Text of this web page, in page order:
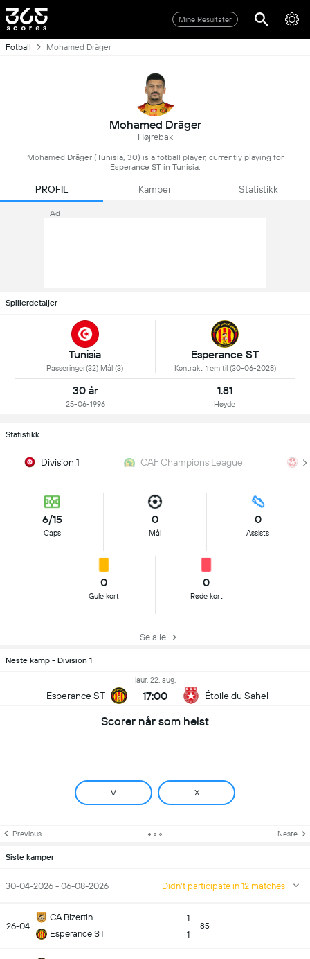
Mine Resultater
Fotball Mohamed Dräger
Mohamed Dräger
Højrebak
Mohamed Dräger (Tunisia, 30) is a fotball player, currently playing for
Esperance ST in Tunisia.
PROFIL Kamper Statistikk
Ad
Spillerdetaljer
Tunisia
Passeringer(32) Mål (3)
Esperance ST
Kontrakt frem til (30-06-2028)
30 år
25-06-1996
1.81
Høyde
Statistikk
Division 1 CAF Champions League
6/15
Caps
0
Mål
0
Assists
0
Gule kort
0
Røde kort
Se alle
Neste kamp - Division 1
Esperance ST
laur, 22. aug.
17:00 Étoile du Sahel
Scorer når som helst
V X
Previous Neste
Siste kamper
30-04-2026 - 06-08-2026 Didn't participate in 12 matches
26-04
CA Bizertin
Esperance ST
1
1
85